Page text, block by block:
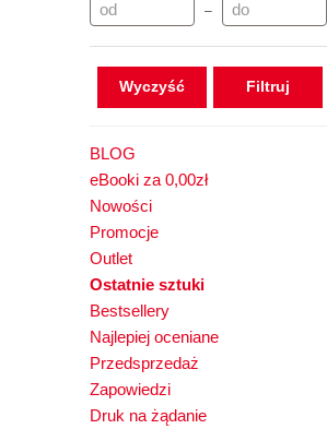
–
Wyczyść
BLOG
eBooki za 0,00zł
Nowości
Promocje
Outlet
Ostatnie sztuki
Bestsellery
Najlepiej oceniane
Przedsprzedaż
Zapowiedzi
Druk na żądanie